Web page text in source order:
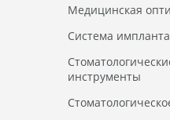
Медицинская
Система
инструменты